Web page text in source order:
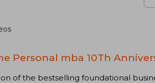
Personal mba 10Th
of the bestselling foundational